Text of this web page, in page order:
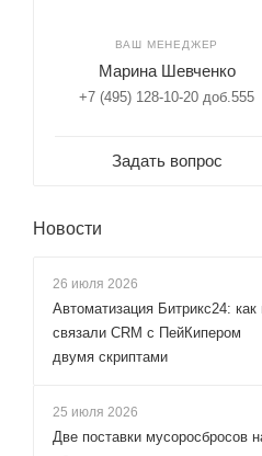
ВАШ МЕНЕДЖЕР
Марина Шевченко
+7 (495) 128-10-20 доб.555
Задать вопрос
Новости
26 июля 2026
Автоматизация Битрикс24:
связали CRM с ПейКипером
двумя скриптами
25 июля 2026
Две поставки мусоросбросов